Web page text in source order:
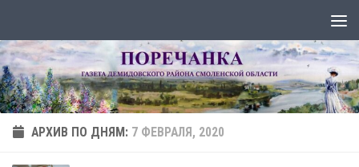
АРХИВ ПО ДНЯМ: 7 ФЕВРАЛЯ, 2020